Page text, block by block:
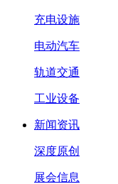
充电设施
电动汽车
轨道交通
工业设备
新闻资讯
深度原创
展会信息